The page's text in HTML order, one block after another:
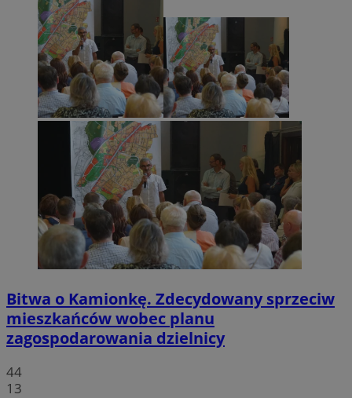
Bitwa o Kamionkę. Zdecydowany sprzeciw
mieszkańców wobec planu
zagospodarowania dzielnicy
44
13